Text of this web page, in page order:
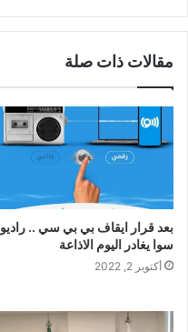
مقالات ذات صلة
بعد قرار ايقاف بي بي سي .. راديو
سوا يغادر اليوم الاذاعة
أكتوبر 2, 2022